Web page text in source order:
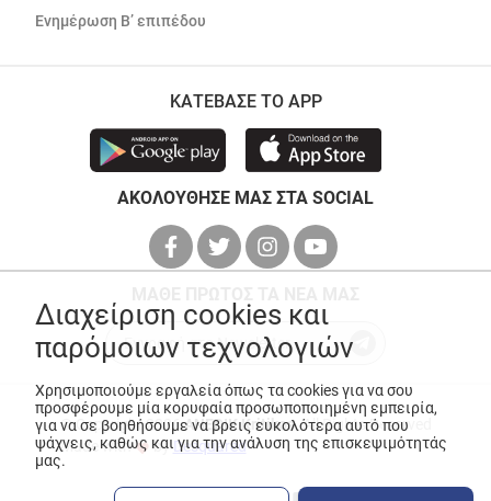
Ενημέρωση Β’ επιπέδου
ΚΑΤΕΒΑΣΕ ΤΟ APP
ΑΚΟΛΟΥΘΗΣΕ ΜΑΣ ΣΤΑ SOCIAL
© Copyright 2026ANEDIK Kritikos. All Rights Reserved
Made with
byDesquared
Διαχείριση cookies και
παρόμοιων τεχνολογιών
Χρησιμοποιούμε εργαλεία όπως τα cookies για να σου
προσφέρουμε μία κορυφαία προσωποποιημένη εμπειρία,
για να σε βοηθήσουμε να βρεις ευκολότερα αυτό που
ψάχνεις, καθώς και για την ανάλυση της επισκεψιμότητάς
μας.